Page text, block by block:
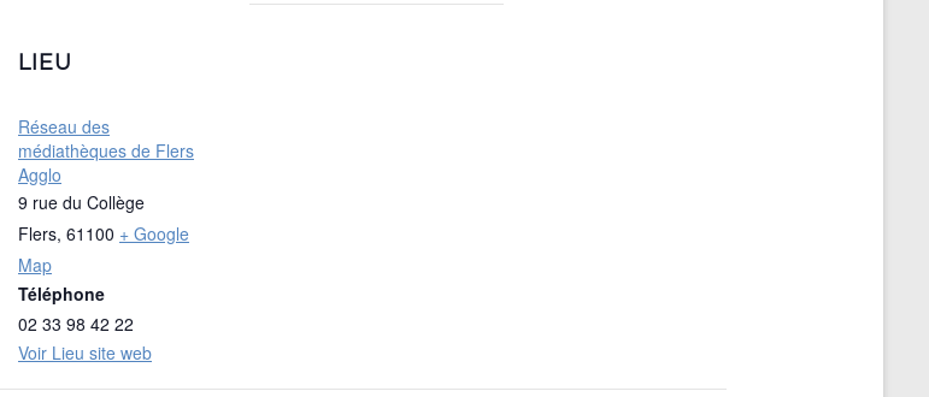
LIEU
Réseau des
médiathèques de Flers
Agglo
9 rue du Collège
Flers, 61100 + Google
Map
Téléphone
02 33 98 42 22
Voir Lieu site web